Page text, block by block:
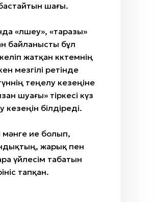
шағы.
«өлшеу», «таразы»
байланысты бұл
жатқан көктемнің
мезгілі ретінде
теңелу кезеңіне
шуағы» тіркесі күз
білдіреді.
мәнге ие болып,
жарық пен
үйлесім табатын
тапқан.